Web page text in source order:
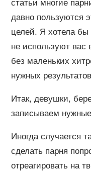
статьи многие
давно пользуются
целей. Я хотела
не используют вас
без маленьких
нужных
Итак, девушки,
записываем
Иногда случается
сделать парня
отреагировать на